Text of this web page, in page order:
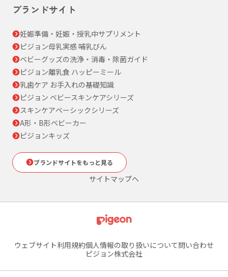
ブランドサイト
妊娠準備・妊娠・授乳中サプリメント
ピジョン母乳実感 哺乳びん
ベビーグッズの洗浄・消毒・除菌ガイド
ピジョン離乳食 ハッピーミール
乳歯ケア お手入れの基礎知識
ピジョン ベビースキンケアシリーズ
スキンケアベーシックシリーズ
A形・B形ベビーカー
ピジョンキッズ
ブランドサイトをもっと見る
サイトマップへ
ウェブサイト利用規約個人情報の取り扱いについて問い合わせ
ピジョン株式会社